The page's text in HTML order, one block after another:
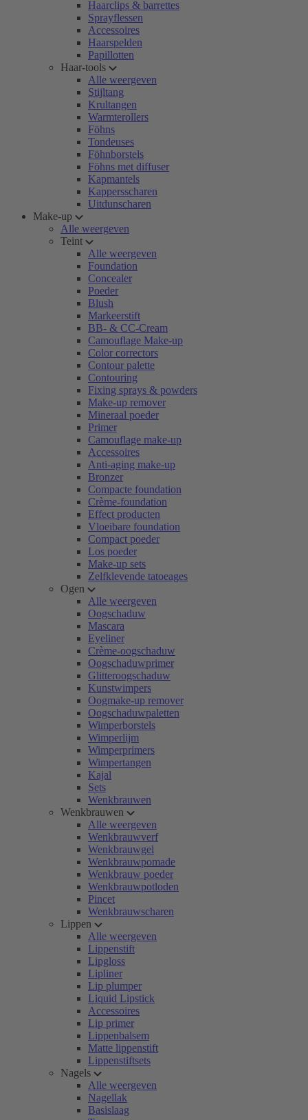
Haarclips & barrettes
Sprayflessen
Accessoires
Haarspelden
Papillotten
Haar-tools
Alle weergeven
Stijltang
Krultangen
Warmterollers
Föhns
Tondeuses
Föhnborstels
Föhns met diffuser
Kapmantels
Kappersscharen
Uitdunscharen
Make-up
Alle weergeven
Teint
Alle weergeven
Foundation
Concealer
Poeder
Blush
Markeerstift
BB- & CC-Cream
Camouflage Make-up
Color correctors
Contour palette
Contouring
Fixing sprays & powders
Make-up remover
Mineraal poeder
Primer
Camouflage make-up
Accessoires
Anti-aging make-up
Bronzer
Compacte foundation
Crème-foundation
Effect producten
Vloeibare foundation
Compact poeder
Los poeder
Make-up sets
Zelfklevende tatoeages
Ogen
Alle weergeven
Oogschaduw
Mascara
Eyeliner
Crème-oogschaduw
Oogschaduwprimer
Glitteroogschaduw
Kunstwimpers
Oogmake-up remover
Oogschaduwpaletten
Wimperborstels
Wimperlijm
Wimperprimers
Wimpertangen
Kajal
Sets
Wenkbrauwen
Wenkbrauwen
Alle weergeven
Wenkbrauwverf
Wenkbrauwgel
Wenkbrauwpomade
Wenkbrauw poeder
Wenkbrauwpotloden
Pincet
Wenkbrauwscharen
Lippen
Alle weergeven
Lippenstift
Lipgloss
Lipliner
Lip plumper
Liquid Lipstick
Accessoires
Lip primer
Lippenbalsem
Matte lippenstift
Lippenstiftsets
Nagels
Alle weergeven
Nagellak
Basislaag